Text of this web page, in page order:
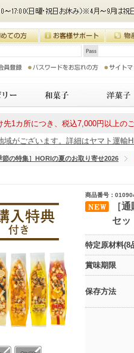
先1カ所につき、税込7,000円以上の
がございます。詳細はヤマト運輸
節の特集］HORIの夏のお取り寄せ2026
商品番号：
［
セッ
特定原材料(8
賞味期限
保存方法